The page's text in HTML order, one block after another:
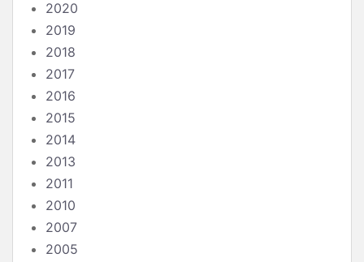
2020
2019
2018
2017
2016
2015
2014
2013
2011
2010
2007
2005